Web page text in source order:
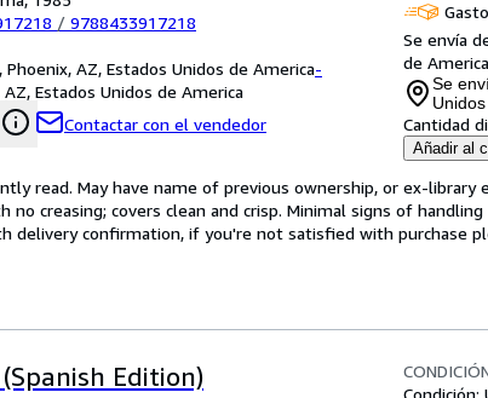
/ 9788433917218
AZ, Estados Unidos de America-
AZ, Estados Unidos de America
Contactar con el vendedor
Se envía
de America
Se
Cantidad
Añadir al
read. May have name of previous ownership, or ex-library
creasing; covers clean and crisp. Minimal signs of
delivery confirmation, if you're not satisfied with purchase
Edition)
Condición: